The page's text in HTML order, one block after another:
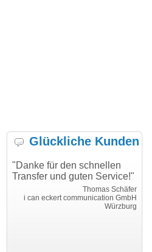
Glückliche Kunden
"Danke für den schnellen
Transfer und guten Service!"
Thomas Schäfer
i can eckert communication GmbH
Würzburg